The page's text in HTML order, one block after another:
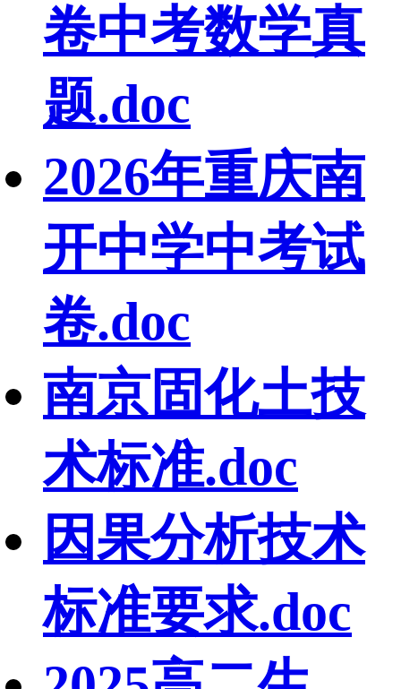
卷中考数学真
题.doc
2026年重庆南
开中学中考试
卷.doc
南京固化土技
术标准.doc
因果分析技术
标准要求.doc